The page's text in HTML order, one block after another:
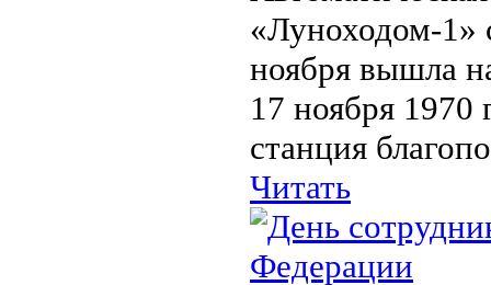
«Луноходом-1»
ноября вышла
17 ноября 1970
станция
Читать